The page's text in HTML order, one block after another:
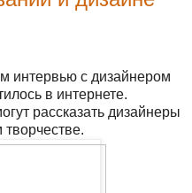
интервью с дизайнером
в интернете.
рассказать дизайнеры